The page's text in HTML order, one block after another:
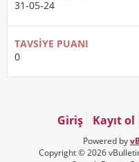
31-05-24
TAVSIYE PUANI
0
Giriş Kayıt ol
Powered by
Copyright © 2026